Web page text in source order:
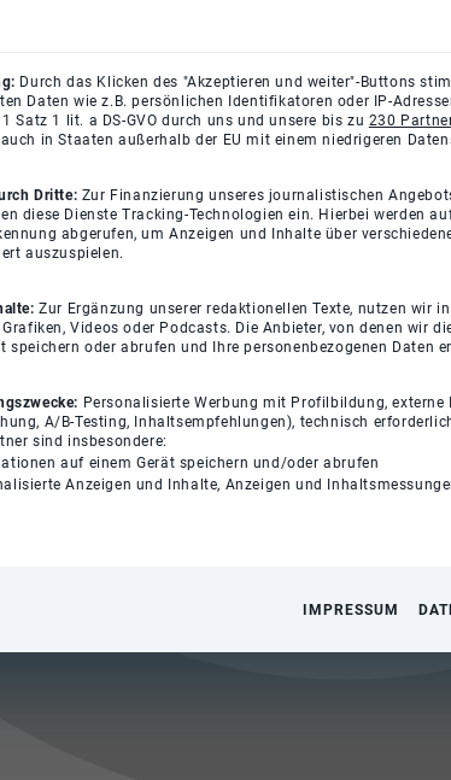
Durch das Klicken des "Akzeptieren und weiter"-Buttons
Daten wie z.B. persönlichen Identifikatoren oder IP-
Satz 1 lit. a DS-GVO durch uns und unsere bis zu 230
in Staaten außerhalb der EU mit einem niedrigeren
Dritte: Zur Finanzierung unseres journalistischen
diese Dienste Tracking-Technologien ein. Hierbei werden
abgerufen, um Anzeigen und Inhalte über
auszuspielen.
Zur Ergänzung unserer redaktionellen Texte, nutzen wir
Videos oder Podcasts. Die Anbieter, von denen wir
speichern oder abrufen und Ihre personenbezogenen Daten
Personalisierte Werbung mit Profilbildung,
A/B-Testing, Inhaltsempfehlungen), technisch
sind insbesondere:
auf einem Gerät speichern und/oder abrufen
Anzeigen und Inhalte, Anzeigen und
IMPRESSUM